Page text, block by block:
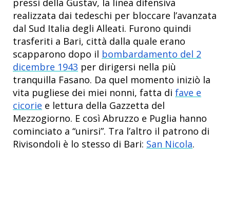
pressi della Gustav, la linea difensiva
realizzata dai tedeschi per bloccare l’avanzata
dal Sud Italia degli Alleati. Furono quindi
trasferiti a Bari, città dalla quale erano
scapparono dopo il bombardamento del 2
dicembre 1943 per dirigersi nella più
tranquilla Fasano. Da quel momento iniziò la
vita pugliese dei miei nonni, fatta di fave e
cicorie e lettura della Gazzetta del
Mezzogiorno. E così Abruzzo e Puglia hanno
cominciato a “unirsi”. Tra l’altro il patrono di
Rivisondoli è lo stesso di Bari: San Nicola.